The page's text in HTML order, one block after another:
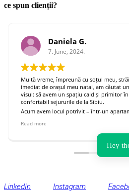
ce spun clienții?
Daniela G.
7. June, 2024.
Multă vreme, împreună cu soțul meu,
imediat de orașul meu natal, am căutat
visul: să avem un spațiu cald și primitor
confortabil sejururile de la Sibiu.
Acum avem locul potrivit – într-un
împlinească visul. Complimente pentru
Read more
LinkedIn Instagram
Hey